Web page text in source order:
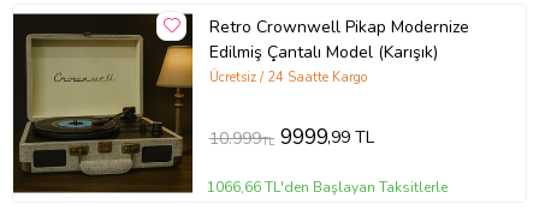
Retro Crownwell Pikap Modernize
Edilmiş Çantalı Model (Karışık)
Ücretsiz / 24 Saatte Kargo
10.999TL 9999,99 TL
1066,66 TL'den Başlayan Taksitlerle